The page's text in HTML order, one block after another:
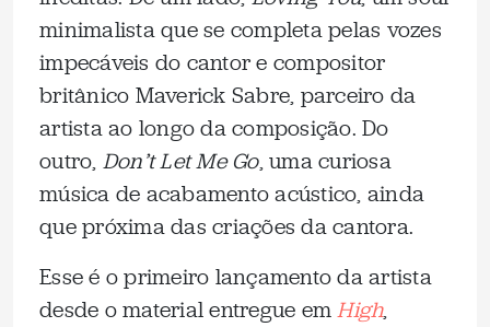
minimalista que se completa pelas vozes
impecáveis do cantor e compositor
britânico Maverick Sabre, parceiro da
artista ao longo da composição. Do
outro, Don’t Let Me Go, uma curiosa
música de acabamento acústico, ainda
que próxima das criações da cantora.
Esse é o primeiro lançamento da artista
desde o material entregue emHigh,